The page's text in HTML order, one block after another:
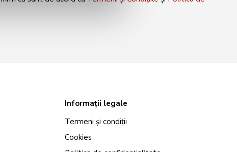
Informații legale
Termeni și condiții
Cookies